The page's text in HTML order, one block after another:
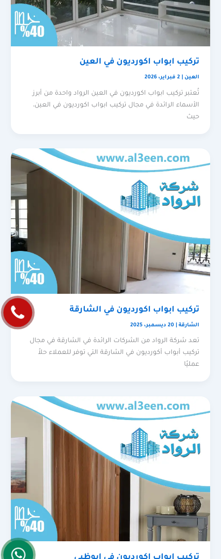
تركيب ابواب اكورديون في العين
العين |2 فبراير، 2026
تُعتبر تركيب ابواب اكورديون في العين الرواد واحدة من أبرز
الأسماء الرائدة في مجال تركيب ابواب اكورديون في العين،
حيث
تركيب ابواب اكورديون في الشارقة
الشارقة |20 ديسمبر، 2025
تعد شركة الرواد من الشركات الرائدة في الشارقة في مجال
تركيب أبواب أكورديون في الشارقة التي توفر للعملاء حلاً
عمليًا